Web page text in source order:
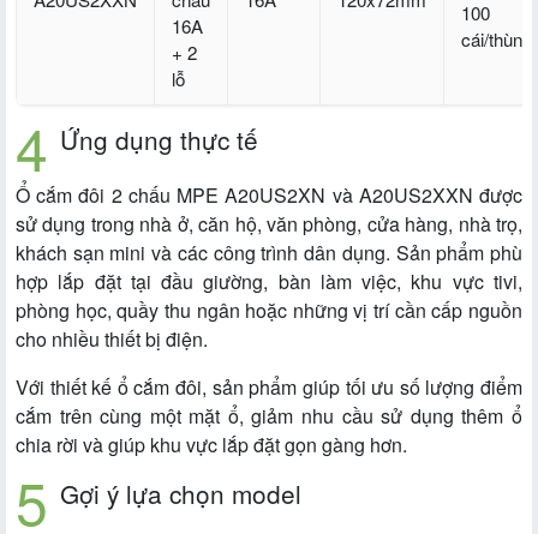
16A
+ 2
lỗ
100
cái/thùng
Ứng dụng thực tế
Ổ cắm đôi 2 chấu MPE A20US2XN và A20US2XXN được
sử dụng trong nhà ở, căn hộ, văn phòng, cửa hàng, nhà trọ,
khách sạn mini và các công trình dân dụng. Sản phẩm phù
hợp lắp đặt tại đầu giường, bàn làm việc, khu vực tivi,
phòng học, quầy thu ngân hoặc những vị trí cần cấp nguồn
cho nhiều thiết bị điện.
Với thiết kế ổ cắm đôi, sản phẩm giúp tối ưu số lượng điểm
cắm trên cùng một mặt ổ, giảm nhu cầu sử dụng thêm ổ
chia rời và giúp khu vực lắp đặt gọn gàng hơn.
Gợi ý lựa chọn model